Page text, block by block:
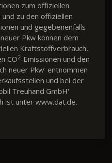
zum offiziellen
zu den offiziellen
und gegebenenfalls
Pkw können dem
Kraftstoffverbrauch,
CO2-Emissionen und den
neuer Pkw' entnommen
und bei der
Treuhand GmbH'
ist unter www.dat.de.